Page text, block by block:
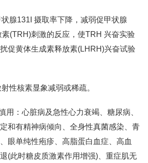
腺131I 摄取率下降，减弱促甲状腺
(TRH)刺激的反应，使TRH 兴奋实验
促黄体生成素释放素(LHRH)兴奋试验
性核素显象减弱或稀疏。
用：心脏病及急性心力衰竭、糖尿病、
和有精神病倾向、全身性真菌感染、青
眼单纯性疱疹、高脂蛋白血症、高血
(此时糖皮质激素作用增强)、重症肌无